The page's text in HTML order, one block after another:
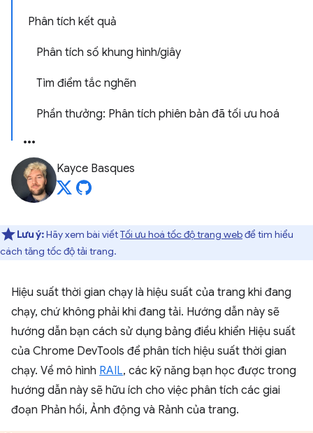
Phân tích kết quả
Phân tích số khung hình/giây
Tìm điểm tắc nghẽn
Phần thưởng: Phân tích phiên bản đã tối ưu hoá
Kayce Basques
Lưu ý:Hãy xem bài viếtTối ưu hoá tốc độ trang webđể tìm hiểu
cách tăng tốc độ tải trang.
Hiệu suất thời gian chạy là hiệu suất của trang khi đang
chạy, chứ không phải khi đang tải. Hướng dẫn này sẽ
hướng dẫn bạn cách sử dụng bảng điều khiển Hiệu suất
của Chrome DevTools để phân tích hiệu suất thời gian
chạy. Về mô hình RAIL, các kỹ năng bạn học được trong
hướng dẫn này sẽ hữu ích cho việc phân tích các giai
đoạn Phản hồi, Ảnh động và Rảnh của trang.